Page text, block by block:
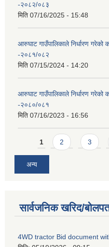
-२०८२/०८३
मिति 07/16/2025 - 15:48
आरुघाट गाउँपालिकाले निर्धारण गरेको
-२०८१/०८२
मिति 07/15/2024 - 14:20
आरुघाट गाउँपालिकाले निर्धारण गरेको
-२०८०/०८१
मिति 07/16/2023 - 16:56
Pages
1 2 3
अन्य
सार्वजनिक खरिद/
4WD tractor Bid document